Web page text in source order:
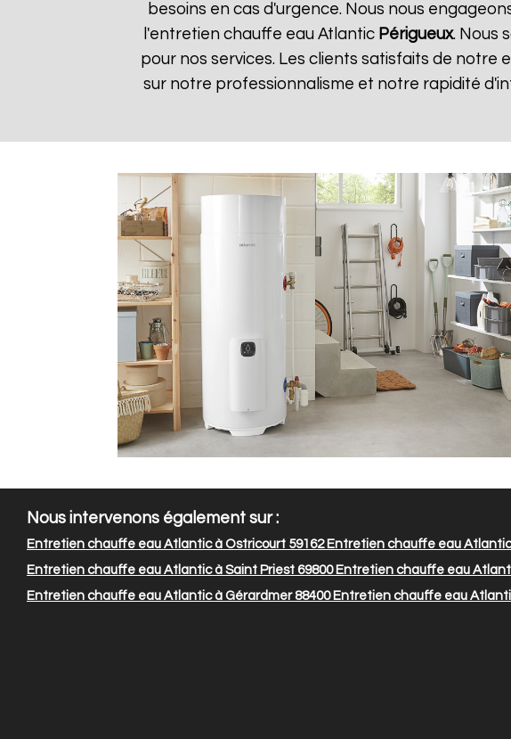
besoins en cas d'urgence. Nous nous
l'entretien chauffe eau Atlantic Périgueux. Nous
pour nos services. Les clients satisfaits de notre
sur notre professionnalisme et notre rapidité
Nous intervenons également sur :
Entretien chauffe eau Atlantic à Ostricourt 59162Entretien chauffe eau Atlantic
Entretien chauffe eau Atlantic à Saint Priest 69800Entretien chauffe eau
Entretien chauffe eau Atlantic à Gérardmer 88400Entretien chauffe eau